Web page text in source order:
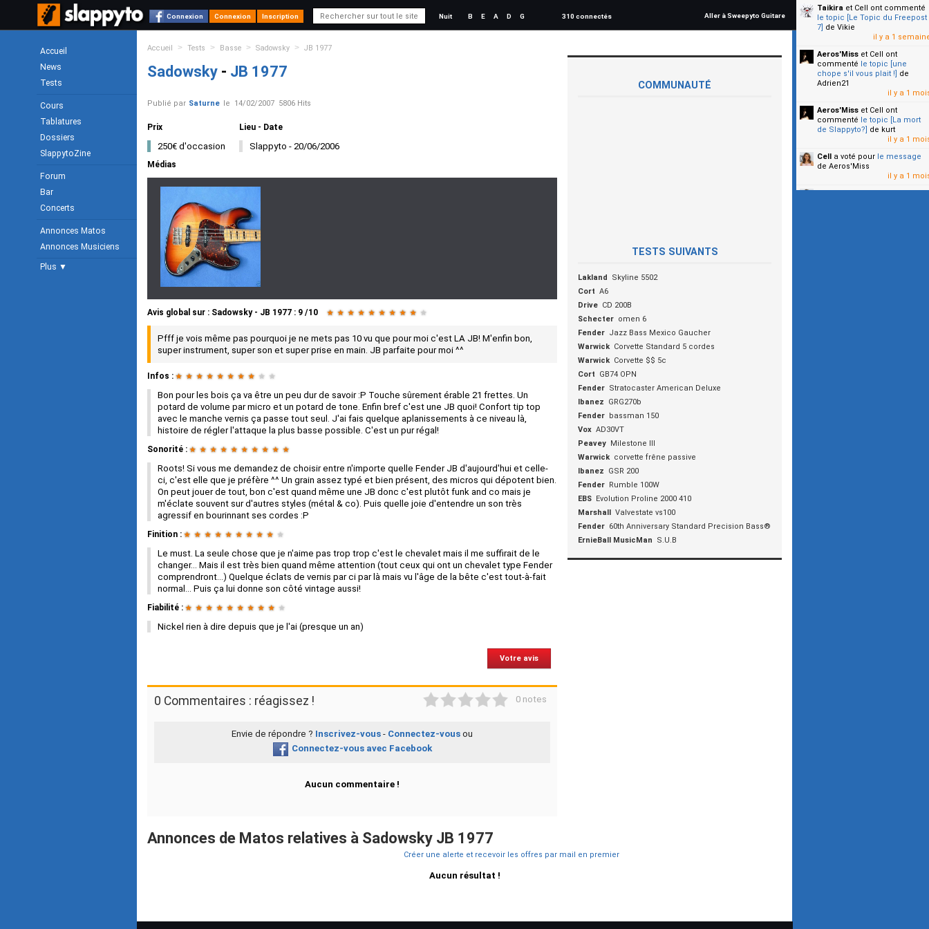
Connexion Connexion Inscription Nuit B E A D G 310 connectés Aller à Sweepyto Guitare
Accueil
News
Tests
Cours
Tablatures
Dossiers
SlappytoZine
Forum
Bar
Concerts
Annonces Matos
Annonces Musiciens
Plus ▼
Accueil > Tests > Basse > Sadowsky > JB 1977
Sadowsky - JB 1977
Publié par Saturne le 14/02/2007 5806 Hits
Prix
250€ d'occasion
Lieu - Date
Slappyto - 20/06/2006
Médias
Avis global sur : Sadowsky - JB 1977 : 9 /10 ★ ★ ★ ★ ★ ★ ★ ★ ★ ★
Pfff je vois même pas pourquoi je ne mets pas 10 vu que pour moi c'est LA JB! M'enfin bon,
super instrument, super son et super prise en main. JB parfaite pour moi ^^
Infos : ★ ★ ★ ★ ★ ★ ★ ★ ★ ★
Bon pour les bois ça va être un peu dur de savoir :P Touche sûrement érable 21 frettes. Un
potard de volume par micro et un potard de tone. Enfin bref c'est une JB quoi! Confort tip top
avec le manche vernis ça passe tout seul. J'ai fais quelque aplanissements à ce niveau là,
histoire de régler l'attaque la plus basse possible. C'est un pur régal!
Sonorité : ★ ★ ★ ★ ★ ★ ★ ★ ★ ★
Roots! Si vous me demandez de choisir entre n'importe quelle Fender JB d'aujourd'hui et celle-
ci, c'est elle que je préfère ^^ Un grain assez typé et bien présent, des micros qui dépotent bien.
On peut jouer de tout, bon c'est quand même une JB donc c'est plutôt funk and co mais je
m'éclate souvent sur d'autres styles (métal & co). Puis quelle joie d'entendre un son très
agressif en bourinnant ses cordes :P
Finition : ★ ★ ★ ★ ★ ★ ★ ★ ★ ★
Le must. La seule chose que je n'aime pas trop trop c'est le chevalet mais il me suffirait de le
changer... Mais il est très bien quand même attention (tout ceux qui ont un chevalet type Fender
comprendront...) Quelque éclats de vernis par ci par là mais vu l'âge de la bête c'est tout-à-fait
normal... Puis ça lui donne son côté vintage aussi!
Fiabilité : ★ ★ ★ ★ ★ ★ ★ ★ ★ ★
Nickel rien à dire depuis que je l'ai (presque un an)
Votre avis
0 Commentaires : réagissez ! 0 notes
Envie de répondre ? Inscrivez-vous - Connectez-vous ou
Connectez-vous avec Facebook
Aucun commentaire !
COMMUNAUTÉ
TESTS SUIVANTS
Lakland
Skyline 5502
Cort A6
Drive CD 200B
Schecter omen 6
Fender Jazz Bass Mexico Gaucher
Warwick Corvette Standard 5 cordes
Warwick Corvette $$ 5c
Cort
GB74 OPN
Fender Stratocaster American Deluxe
Ibanez
GRG270b
Fender bassman 150
Vox AD30VT
Peavey Milestone III
Warwick corvette frêne passive
Ibanez
GSR 200
Fender Rumble 100W
EBS Evolution Proline 2000 410
Marshall Valvestate vs100
Fender 60th Anniversary Standard Precision Bass®
ErnieBall MusicMan
S.U.B
Annonces de Matos relatives à Sadowsky JB 1977
Créer une alerte et recevoir les offres par mail en premier
Aucun résultat !
Taikira et Cell ont commenté
le topic [Le Topic du Freepost
7] de Vikie
il y a 1
Aeros'Miss et Cell ont
commenté le topic [une
chope s'il vous plait !] de
Adrien21
il y a 1
Aeros'Miss et Cell ont
commenté le topic [La mort
de Slappyto?] de kurt
il y a 1
Cell a voté pour le message
de Aeros'Miss
il y a 1
Cella voté pourle message